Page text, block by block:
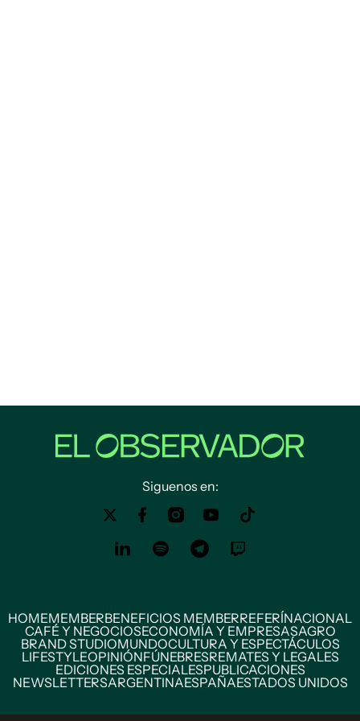
Siguenos en:
HOMEMEMBERBENEFICIOS MEMBERREFERÍNACIONAL
CAFÉ Y NEGOCIOSECONOMÍA Y EMPRESASAGRO
BRAND STUDIOMUNDOCULTURA Y ESPECTÁCULOS
LIFESTYLEOPINIÓNFÚNEBRESREMATES Y LEGALES
EDICIONES ESPECIALESPUBLICACIONES
NEWSLETTERSARGENTINAESPAÑAESTADOS UNIDOS